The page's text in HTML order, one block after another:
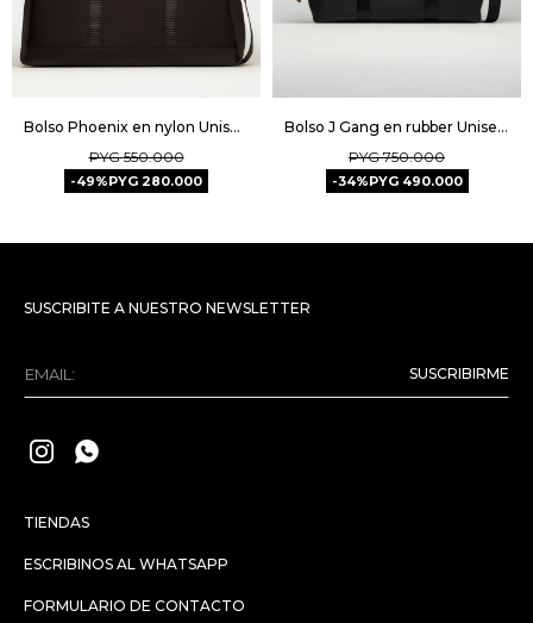
Bolso Phoenix en nylon Unisex - Negro
PYG 550.000
49 PYG 280.000
Bolso J Gang en rubber Unisex - Negro
PYG 750.000
34 PYG 490.000
TIENDAS
ESCRIBINOS AL WHATSAPP
FORMULARIO DE CONTACTO
SUSCRIBITE A NUESTRO NEWSLETTER
SUSCRIBIRME
 